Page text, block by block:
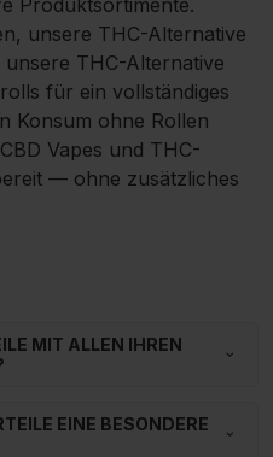
Produktsortimente.
, unsere THC-Alternative
unsere THC-Alternative
für ein vollständiges
Konsum ohne Rollen
CBD Vapes und THC-
— ohne zusätzliches
MIT ALLEN IHREN
EINE BESONDERE